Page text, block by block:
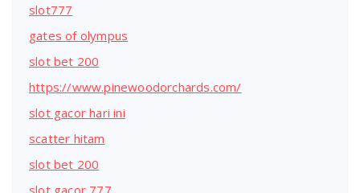
slot777
gates of olympus
slot bet 200
https://www.pinewoodorchards.com/
slot gacor hari ini
scatter hitam
slot bet 200
slot gacor 777